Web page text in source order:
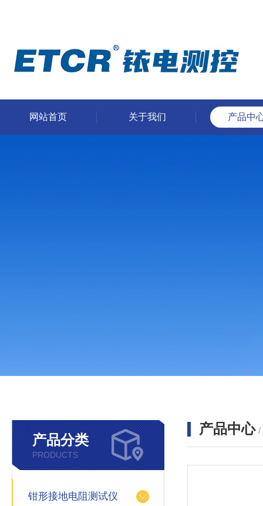
网站首页 关于我们 产品中
产品分类
PRODUCTS
钳形接地电阻测试仪
产品中心 /